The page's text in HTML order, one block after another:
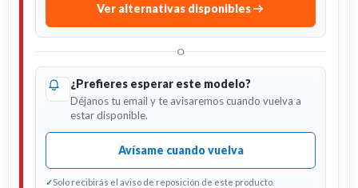
Ver alternativas disponibles
O
¿Prefieres esperar este modelo?
Déjanos tu email y te avisaremos cuando vuelva a
estar disponible.
Avísame cuando vuelva
✓Solo recibirás el aviso de reposición de este producto.